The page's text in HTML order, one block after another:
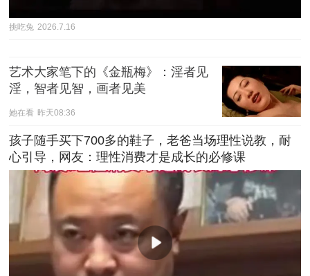
挑吃兔 2026.7.16
艺术大家笔下的《金瓶梅》：淫者见
淫，智者见智，画者见美
她在看 昨天08:36
孩子随手买下700多的鞋子，老爸当场理性说教，耐
心引导，网友：理性消费才是成长的必修课